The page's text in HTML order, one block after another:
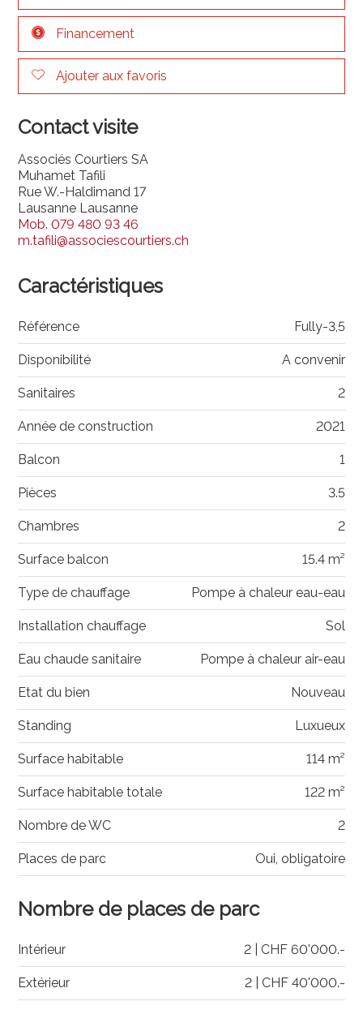
Financement
Ajouter aux favoris
Contact visite
Associés Courtiers SA
Muhamet Tafili
Rue W.-Haldimand 17
Lausanne Lausanne
Mob.079 480 93 46
m.tafili@associescourtiers.ch
Caractéristiques
Référence Fully-3,5
Disponibilité A convenir
Sanitaires 2
Année de construction 2021
Balcon 1
Pièces 3.5
Chambres 2
Surface balcon 15.4 m²
Type de chauffage Pompe à chaleur eau-eau
Installation chauffage Sol
Eau chaude sanitaire Pompe à chaleur air-eau
Etat du bien Nouveau
Standing Luxueux
Surface habitable 114 m²
Surface habitable totale 122 m²
Nombre de WC 2
Places de parc Oui, obligatoire
Nombre de places de parc
Intérieur 2 | CHF 60'000.-
Extérieur 2 | CHF 40'000.-